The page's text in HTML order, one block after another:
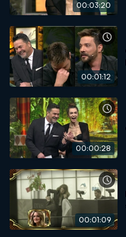
00:03:20
00:01:12
00:00:28
00:01:09